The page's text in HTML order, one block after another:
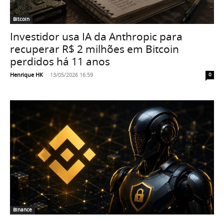
Bitcoin
Investidor usa IA da Anthropic para
recuperar R$ 2 milhões em Bitcoin
perdidos há 11 anos
Henrique HK - 13/05/2026 16:59 0
Binance